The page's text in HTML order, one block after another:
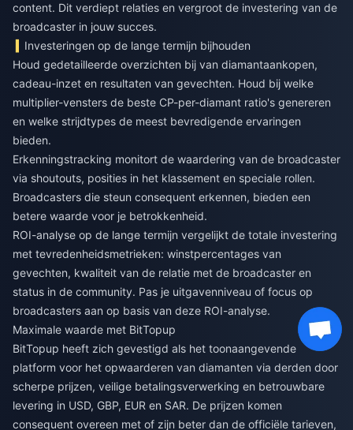
content. Dit verdiept relaties en vergroot de investering van de
broadcaster in jouw succes.
Investeringen op de lange termijn bijhouden
Houd gedetailleerde overzichten bij van diamantaankopen,
cadeau-inzet en resultaten van gevechten. Houd bij welke
multiplier-vensters de beste CP-per-diamant ratio's genereren
en welke strijdtypes de meest bevredigende ervaringen
bieden.
Erkenningstracking monitort de waardering van de broadcaster
via shoutouts, posities in het klassement en speciale rollen.
Broadcasters die steun consequent erkennen, bieden een
betere waarde voor je betrokkenheid.
ROI-analyse op de lange termijn vergelijkt de totale investering
met tevredenheidsmetrieken: winstpercentages van
gevechten, kwaliteit van de relatie met de broadcaster en
status in de community. Pas je uitgavenniveau of focus op
broadcasters aan op basis van deze ROI-analyse.
Maximale waarde met BitTopup
BitTopup heeft zich gevestigd als het toonaangevende
platform voor het opwaarderen van diamanten via derden door
scherpe prijzen, veilige betalingsverwerking en betrouwbare
levering in USD, GBP, EUR en SAR. De prijzen komen
consequent overeen met of zijn beter dan de officiële tarieven,